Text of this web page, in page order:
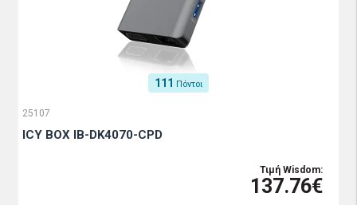
111 Πόντοι
25107
ICY BOX IB-DK4070-CPD
Τιμή Wisdom:
137.76€